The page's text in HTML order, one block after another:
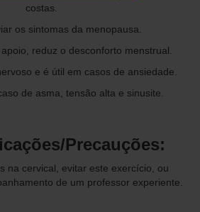
costas.
os sintomas da menopausa.
reduz o desconforto menstrual.
e é útil em casos de ansiedade.
de asma, tensão alta e sinusite.
Precauções:
na cervical, evitar este exercício, ou
de um professor experiente.